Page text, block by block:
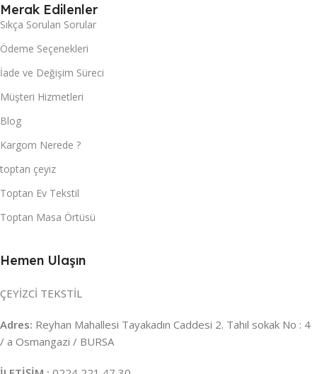
Merak Edilenler
Sıkça Sorulan Sorular
Ödeme Seçenekleri
İade ve Değişim Süreci
Müşteri Hizmetleri
Blog
Kargom Nerede ?
toptan çeyiz
Toptan Ev Tekstil
Toptan Masa Örtüsü
Hemen Ulaşın
ÇEYİZCİ TEKSTİL
Adres: Reyhan Mahallesi Tayakadın Caddesi 2. Tahıl sokak No : 4
/ a Osmangazi / BURSA